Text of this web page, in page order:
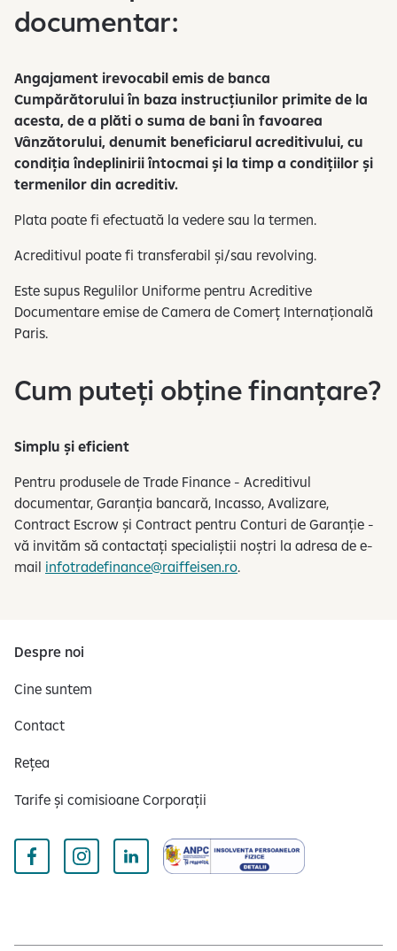
documentar:
Angajament irevocabil emis de banca
Cumpărătorului în baza instrucțiunilor primite de la
acesta, de a plăti o suma de bani în favoarea
Vânzătorului, denumit beneficiarul acreditivului, cu
condiția îndeplinirii întocmai și la timp a condițiilor și
termenilor din acreditiv.
Plata poate fi efectuată la vedere sau la termen.
Acreditivul poate fi transferabil și/sau revolving.
Este supus Regulilor Uniforme pentru Acreditive
Documentare emise de Camera de Comerț Internațională
Paris.
Cum puteți obține finanțare?
Simplu și eficient
Pentru produsele de Trade Finance - Acreditivul
documentar, Garanția bancară, Incasso, Avalizare,
Contract Escrow și Contract pentru Conturi de Garanție -
vă invităm să contactați specialiștii noștri la adresa de e-
mail infotradefinance@raiffeisen.ro.
Despre noi
Cine suntem
Contact
Rețea
Tarife și comisioane Corporații